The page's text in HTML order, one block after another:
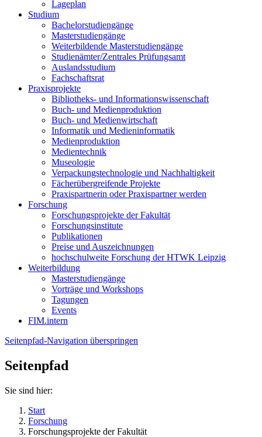
Lageplan
Studium
Bachelorstudiengänge
Masterstudiengänge
Weiterbildende Masterstudiengänge
Studienämter/Zentrales Prüfungsamt
Auslandsstudium
Fachschaftsrat
Praxisprojekte
Bibliotheks- und Informationswissenschaft
Buch- und Medienproduktion
Buch- und Medienwirtschaft
Informatik und Medieninformatik
Medienproduktion
Medientechnik
Museologie
Verpackungstechnologie und Nachhaltigkeit
Fächerübergreifende Projekte
Praxispartnerin oder Praxispartner werden
Forschung
Forschungsprojekte der Fakultät
Forschungsinstitute
Publikationen
Preise und Auszeichnungen
hochschulweite Forschung der HTWK Leipzig
Weiterbildung
Masterstudiengänge
Vorträge und Workshops
Tagungen
Events
FIM.intern
Seitenpfad-Navigation überspringen
Seitenpfad
Sie sind hier:
Start
Forschung
Forschungsprojekte der Fakultät